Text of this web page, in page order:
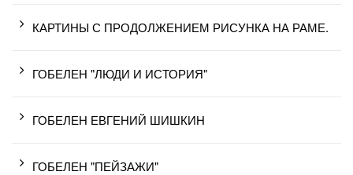
КАРТИНЫ С ПРОДОЛЖЕНИЕМ РИСУНКА НА РАМЕ.
ГОБЕЛЕН "ЛЮДИ И ИСТОРИЯ"
ГОБЕЛЕН ЕВГЕНИЙ ШИШКИН
ГОБЕЛЕН "ПЕЙЗАЖИ"